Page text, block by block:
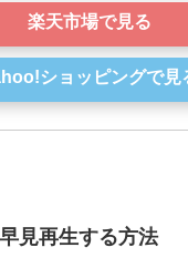
楽天市場で見る
ショッピングで見
見再生する方法